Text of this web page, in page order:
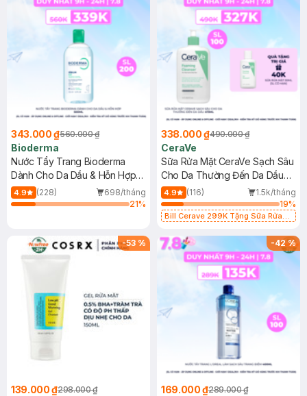
343.000 ₫560.000 ₫
Bioderma
Nước Tẩy Trang Bioderma
Dành Cho Da Dầu & Hỗn Hợp
500ml
4.9 (228)
698/tháng
21%
338.000 ₫490.000 ₫
CeraVe
Sữa Rửa Mặt CeraVe Sạch Sâu
Cho Da Thường Đến Da Dầu
473ml
4.9 (116)
1.5k/tháng
19%
Bill Cerave 299K Tặng Sữa Rửa
-53 %
139.000 ₫298.000 ₫
-42%
169.000 ₫289.000 ₫